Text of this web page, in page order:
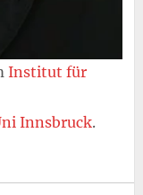
Institut für
Innsbruck.